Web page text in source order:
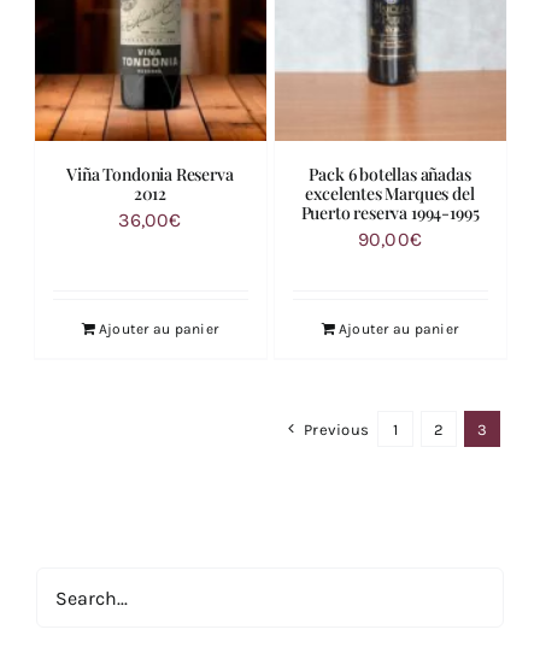
Viña Tondonia Reserva
2012
36,00€
Ajouter au panier
Pack 6 botellas añadas
excelentes Marques del
Puerto reserva 1994-1995
90,00€
Ajouter au panier
Previous 1 2 3